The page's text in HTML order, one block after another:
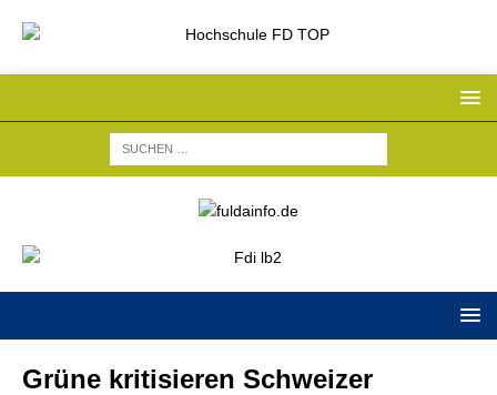
Grüne kritisieren Schweizer